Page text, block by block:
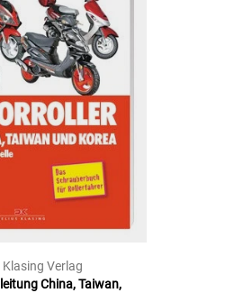
Klasing Verlag
China, Taiwan,